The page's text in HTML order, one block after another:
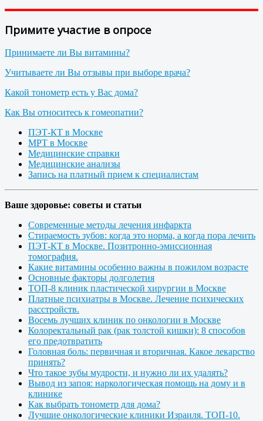
Примите участие в опросе
Принимаете ли Вы витамины?
Учитываете ли Вы отзывы при выборе врача?
Какой тонометр есть у Вас дома?
Как Вы относитесь к гомеопатии?
ПЭТ-КТ в Москве
МРТ в Москве
Медицинские справки
Медицинские анализы
Запись на платный прием к специалистам
Ваше здоровье: советы и статьи
Современные методы лечения инфаркта
Стираемость зубов: когда это норма, а когда пора лечить
ПЭТ-КТ в Москве. Позитронно-эмиссионная
томография.
Какие витамины особенно важны в пожилом возрасте
Основные факторы долголетия
ТОП-8 клиник пластической хирургии в Москве
Платные психиатры в Москве. Лечение психических
расстройств.
Восемь лучших клиник по онкологии в Москве
Колоректальный рак (рак толстой кишки): 8 способов
его предотвратить
Головная боль: первичная и вторичная. Какое лекарство
принять?
Что такое зубы мудрости, и нужно ли их удалять?
Вывод из запоя: наркологическая помощь на дому и в
клинике
Как выбрать тонометр для дома?
Лучшие онкологические клиники Израиля. ТОП-10.